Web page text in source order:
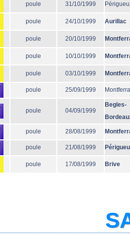
poule 31/10/1999
poule 24/10/1999 Aurillac
poule 20/10/1999
poule 10/10/1999
poule 03/10/1999
poule 25/09/1999
poule 04/09/1999
Begles-
poule 28/08/1999
poule 21/08/1999
poule 17/08/1999 Brive